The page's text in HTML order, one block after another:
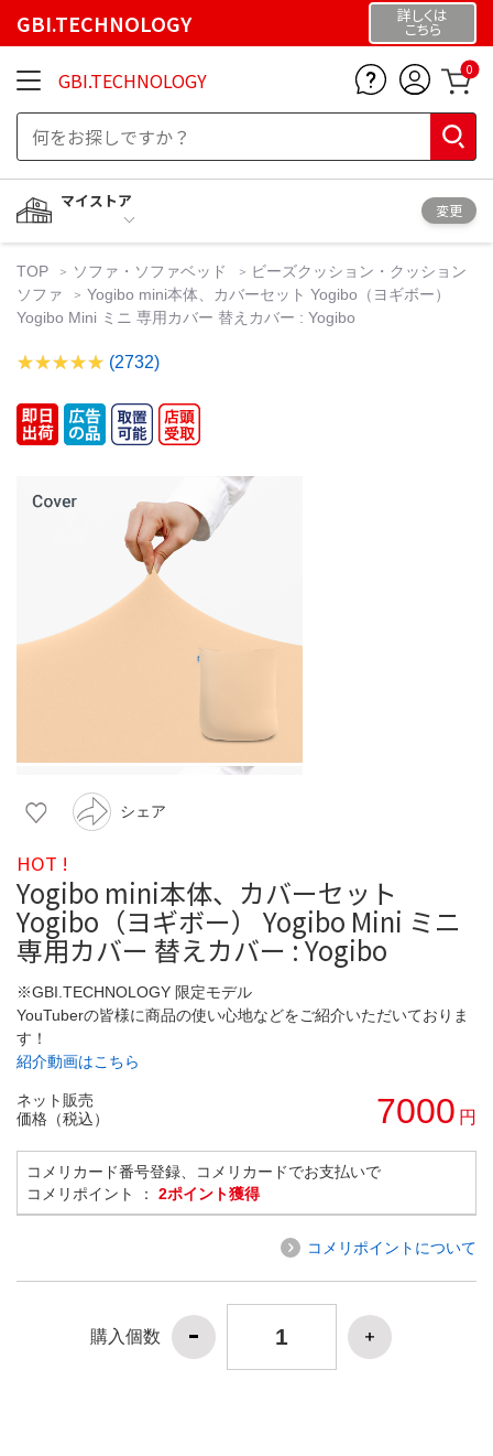
GBI.TECHNOLOGY 詳しくは
こちら
GBI.TECHNOLOGY 0
マイストア
変更
TOP ソファ・ソファベッド
ビーズクッション・クッション
ソファ
Yogibo mini本体、カバーセット Yogibo（ヨギボー）
Yogibo Mini ミニ 専用カバー 替えカバー : Yogibo
(2732)
シェア
HOT !
Yogibo mini本体、カバーセット
Yogibo（ヨギボー） Yogibo Mini ミニ
専用カバー 替えカバー : Yogibo
※GBI.TECHNOLOGY 限定モデル
YouTuberの皆様に商品の使い心地などをご紹介いただいておりま
す！
紹介動画はこちら
ネット販売
価格（税込）
7000 円
コメリカード番号登録、コメリカードでお支払いで
コメリポイント ： 2ポイント獲得
コメリポイントについて
購入個数